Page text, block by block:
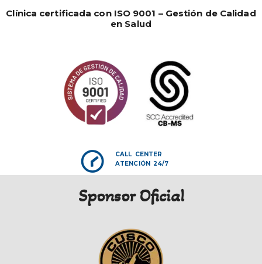
Clínica certificada con ISO 9001 – Gestión de Calidad
en Salud
CALL CENTER
ATENCIÓN 24/7
Sponsor Oficial